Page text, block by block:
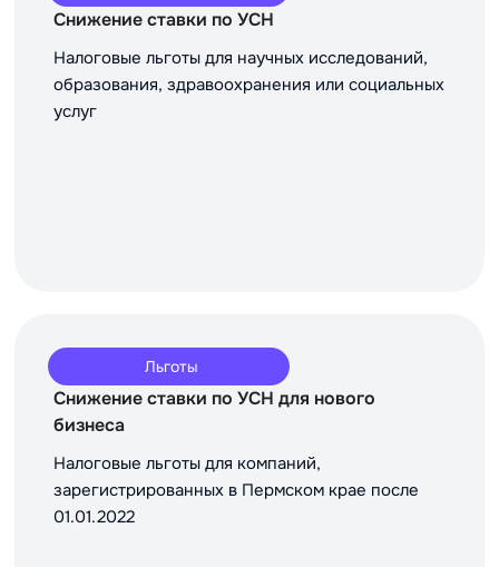
Снижение ставки по УСН
Налоговые льготы для научных исследований,
образования, здравоохранения или социальных
услуг
Льготы
Снижение ставки по УСН для нового
бизнеса
Налоговые льготы для компаний,
зарегистрированных в Пермском крае после
01.01.2022